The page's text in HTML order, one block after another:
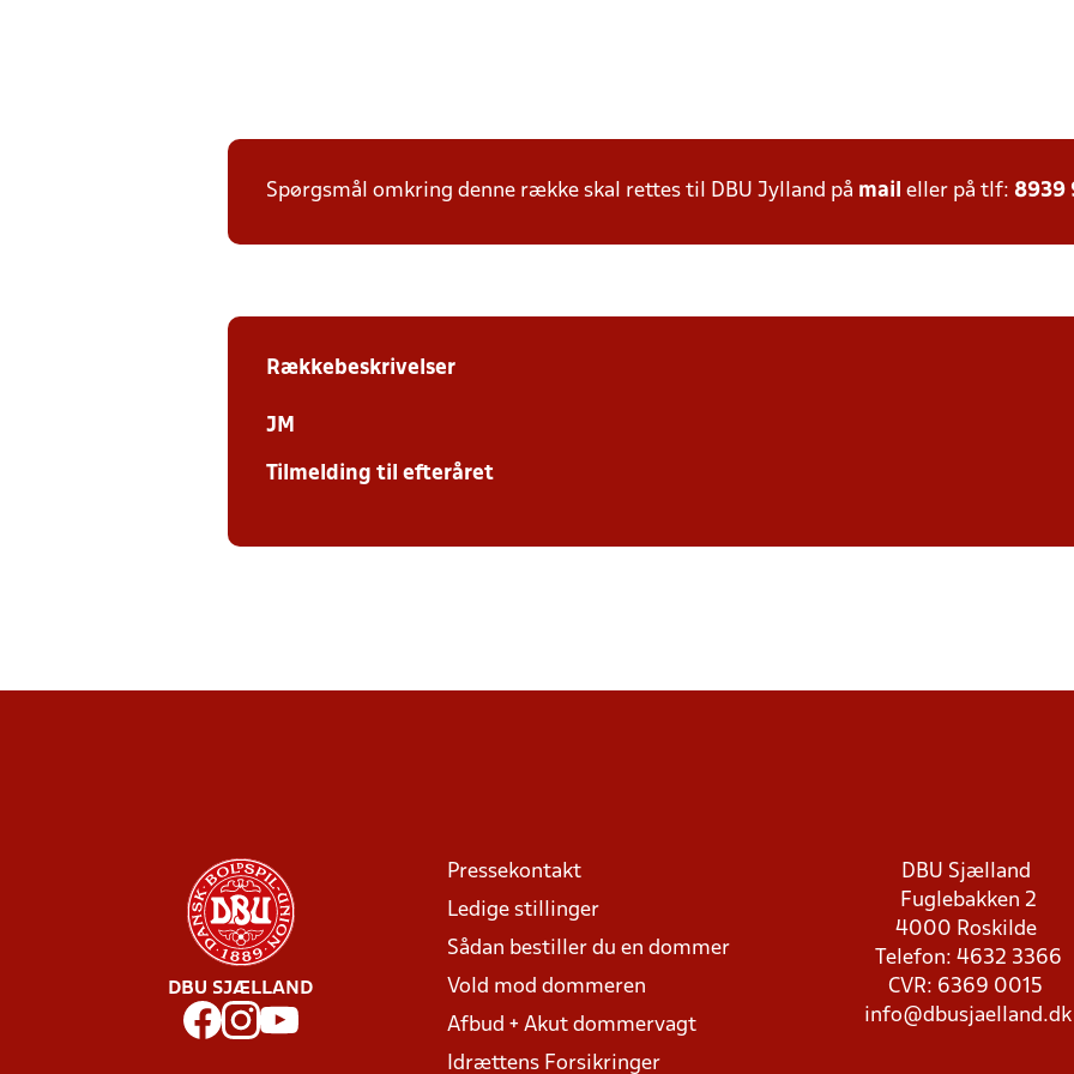
Spørgsmål omkring denne række skal rettes til DBU Jylland på mail eller på tlf: 8939
Rækkebeskrivelser
JM
Tilmelding til efteråret
DBU SJÆLLAND
Pressekontakt
Ledige stillinger
Sådan bestiller du en dommer
Vold mod dommeren
Afbud + Akut dommervagt
Idrættens Forsikringer
DBU Sjælland
Fuglebakken 2
4000 Roskilde
Telefon: 4632 3366
CVR: 6369 0015
info@dbusjaelland.dk